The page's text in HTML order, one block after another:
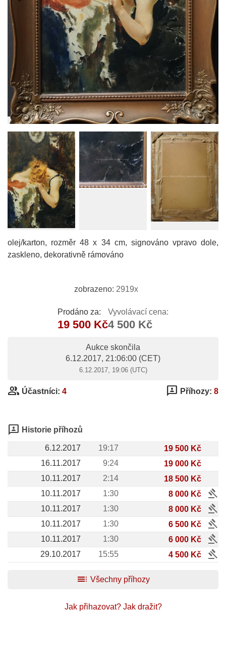
olej/karton, rozměr 48 x 34 cm, signováno vpravo dole,
zaskleno, dekorativně rámováno
zobrazeno: 2919x
Prodáno za:
19 500 Kč
Vyvolávací cena:
4 500 Kč
Aukce skončila
6.12.2017, 21:06:00 (CET)
6.12.2017, 19:06 (UTC)
group Účastníci: 4 3p Příhozy: 8
3p Historie příhozů
6.12.2017 19:17
19 500 Kč
16.11.2017
9:24
19 000 Kč
10.11.2017
2:14
18 500 Kč
10.11.2017
1:30 8 000 Kč gavel
10.11.2017 1:30 8 000 Kč gavel
10.11.2017 1:30 6 500 Kč gavel
10.11.2017 1:30 6 000 Kč gavel
29.10.2017 15:55 4 500 Kč
gavel
toc Všechny příhozy
Jak přihazovat? Jak dražit?